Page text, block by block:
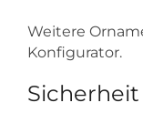
Weitere
Konfigurator.
Sicherheit